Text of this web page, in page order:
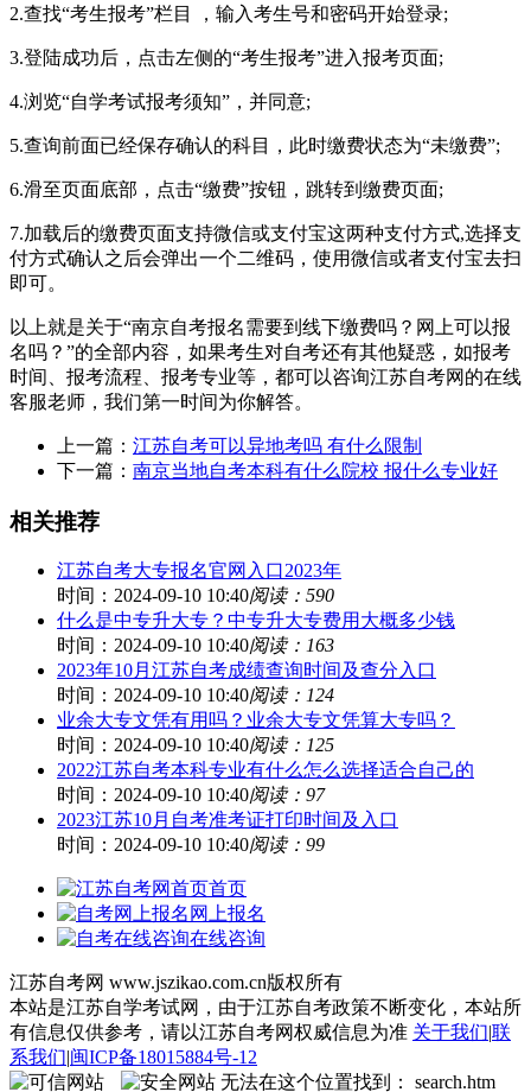
2.查找“考生报考”栏目 ，输入考生号和密码开始登录;
3.登陆成功后，点击左侧的“考生报考”进入报考页面;
4.浏览“自学考试报考须知”，并同意;
5.查询前面已经保存确认的科目，此时缴费状态为“未缴费”;
6.滑至页面底部，点击“缴费”按钮，跳转到缴费页面;
7.加载后的缴费页面支持微信或支付宝这两种支付方式,选择支
付方式确认之后会弹出一个二维码，使用微信或者支付宝去扫
即可。
以上就是关于“南京自考报名需要到线下缴费吗？网上可以报
名吗？”的全部内容，如果考生对自考还有其他疑惑，如报考
时间、报考流程、报考专业等，都可以咨询江苏自考网的在线
客服老师，我们第一时间为你解答。
上一篇： 江苏自考可以异地考吗 有什么限制
下一篇： 南京当地自考本科有什么院校 报什么专业好
相关推荐
江苏自考大专报名官网入口2023年
时间：2024-09-10 10:40阅读：590
什么是中专升大专？中专升大专费用大概多少钱
时间：2024-09-10 10:40阅读：163
2023年10月江苏自考成绩查询时间及查分入口
时间：2024-09-10 10:40阅读：124
业余大专文凭有用吗？业余大专文凭算大专吗？
时间：2024-09-10 10:40阅读：125
2022江苏自考本科专业有什么怎么选择适合自己的
时间：2024-09-10 10:40阅读：97
2023江苏10月自考准考证打印时间及入口
时间：2024-09-10 10:40阅读：99
首页
网上报名
在线咨询
江苏自考网 www.jszikao.com.cn版权所有
本站是江苏自学考试网，由于江苏自考政策不断变化，本站所
有信息仅供参考，请以江苏自考网权威信息为准 关于我们|联
系我们|闽ICP备18015884号-12
无法在这个位置找到： search.htm